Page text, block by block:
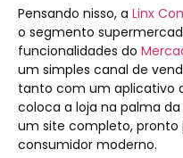
Pensando nisso, a Linx
o segmento
funcionalidades do
um simples canal de
tanto com um aplicativo
coloca a loja na palma
um site completo, pronto
consumidor moderno.